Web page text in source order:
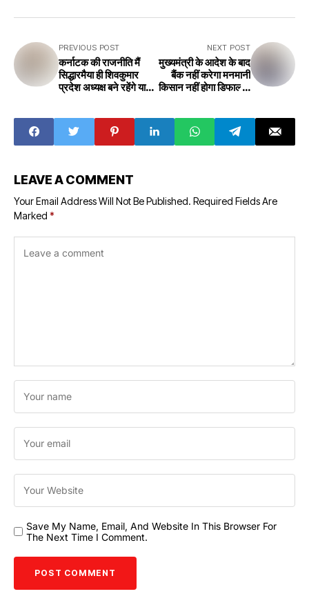
PREVIOUS POST
कर्नाटक की राजनीति मैं
सिद्धारमैया ही शिवकुमार
प्रदेश अध्यक्ष बने रहेंगे या
Karnataka, will
only
Siddaramaiah
remain the state
president or the
deputy chief
NEXT POST
मुख्यमंत्री के आदेश के बाद
बैंक नहीं करेगा मनमानी
किसान नहीं होगा डिफाल्टर
Minister, the bank
will not do any
arbitrariness, the
LEAVE A COMMENT
Your Email Address Will Not Be Published. Required Fields Are
Marked *
Save My Name, Email, And Website In This Browser For
The Next Time I Comment.